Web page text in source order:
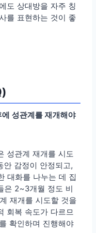
도 상대방을 자주 칭
를 표현하는 것이 좋
성관계를 재개해야
성관계 재개를 시도
안 감정이 안정되고,
대화를 나누는 데 집
은 2~3개월 정도 비
재개를 시도할 것을
회복 속도가 다르므
확인하며 진행해야